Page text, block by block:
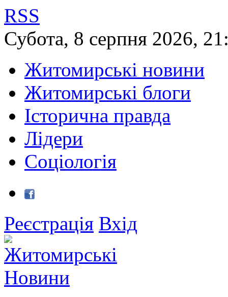
RSS
Субота, 8 серпня 2026,
Житомирські новини
Житомирські блоги
Історична правда
Лідери
Соціологія
Реєстрація Вхід